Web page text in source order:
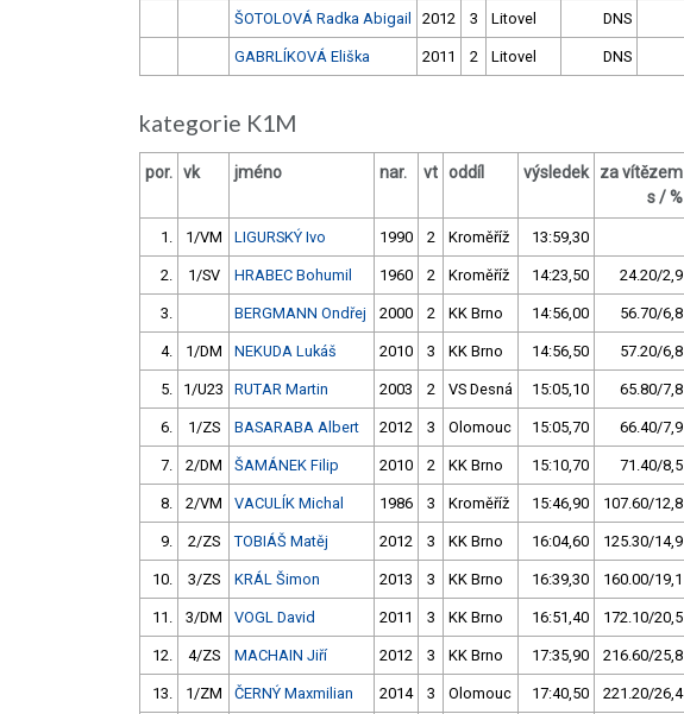
ŠOTOLOVÁ Radka Abigail 2012 3 Litovel DNS
GABRLÍKOVÁ Eliška 2011 2 Litovel DNS
kategorie K1M
por. vk jméno nar. vt oddíl výsledek
za vítězem
s / %
1. 1/VM LIGURSKÝ Ivo 1990 2 Kroměříž 13:59,30
2. 1/SV HRABEC Bohumil 1960 2 Kroměříž 14:23,50 24.20/2,9
3. BERGMANN Ondřej 2000 2 KK Brno 14:56,00 56.70/6,8
4. 1/DM NEKUDA Lukáš 2010 3 KK Brno 14:56,50 57.20/6,8
5. 1/U23 RUTAR Martin 2003 2 VS Desná 15:05,10 65.80/7,8
6. 1/ZS BASARABA Albert 2012 3 Olomouc 15:05,70 66.40/7,9
7. 2/DM ŠAMÁNEK Filip 2010 2 KK Brno 15:10,70 71.40/8,5
8. 2/VM VACULÍK Michal 1986 3 Kroměříž 15:46,90 107.60/12,8
9. 2/ZS TOBIÁŠ Matěj 2012 3 KK Brno 16:04,60 125.30/14,9
10. 3/ZS KRÁL Šimon 2013 3 KK Brno 16:39,30 160.00/19,1
11. 3/DM VOGL David 2011 3 KK Brno 16:51,40 172.10/20,5
12. 4/ZS MACHAIN Jiří 2012 3 KK Brno 17:35,90 216.60/25,8
13. 1/ZM ČERNÝ Maxmilian 2014 3 Olomouc 17:40,50 221.20/26,4